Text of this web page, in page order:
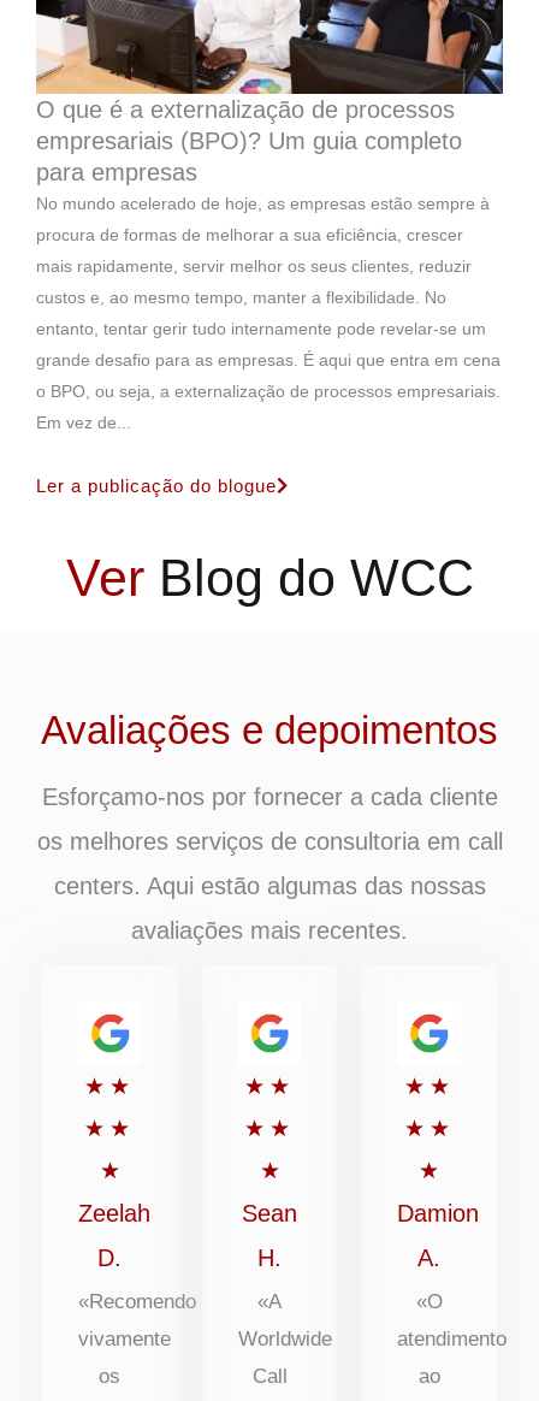
O que é a externalização de processos
empresariais (BPO)? Um guia completo
para empresas
No mundo acelerado de hoje, as empresas estão sempre à
procura de formas de melhorar a sua eficiência, crescer
mais rapidamente, servir melhor os seus clientes, reduzir
custos e, ao mesmo tempo, manter a flexibilidade. No
entanto, tentar gerir tudo internamente pode revelar-se um
grande desafio para as empresas. É aqui que entra em cena
o BPO, ou seja, a externalização de processos empresariais.
Em vez de...
Ler a publicação do blogue
Ver Blog do WCC
Avaliações e depoimentos
Esforçamo-nos por fornecer a cada cliente
os melhores serviços de consultoria em call
centers. Aqui estão algumas das nossas
avaliações mais recentes.
★ ★
★ ★
★
Classificado
com
5
de
Zeelah
D.
«Recomendo
vivamente
os
★ ★
★ ★
★
Classificado
com
5
de
Sean
H.
«A
Worldwide
Call
★ ★
★ ★
★
com
de
Damion
A.
«O
atendimento
ao